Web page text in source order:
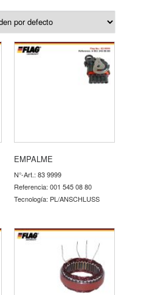
EMPALME
N°-Art.: 83 9999
Referencia: 001 545 08 80
Tecnología: PL/ANSCHLUSS